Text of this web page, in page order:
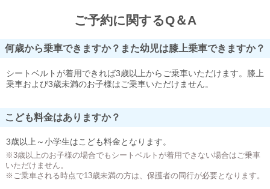
ご予約に関するQ＆A
何歳から乗車できますか？また幼児は膝上乗車できますか？
シートベルトが着用できれば3歳以上からご乗車いただけます。膝上
乗車および3歳未満のお子様はご乗車いただけません。
こども料金はありますか？
3歳以上～小学生はこども料金となります。
※3歳以上のお子様の場合でもシートベルトが着用できない場合はご乗車
いただけません。
※ご乗車される時点で13歳未満の方は、保護者の同行が必要となります。